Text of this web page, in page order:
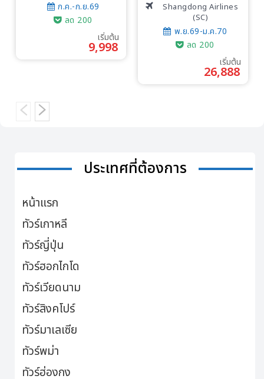
ก.ค.-ก.ย.69
ลด 200
เริ่มต้น
9,998
Shangdong Airlines
(SC)
พ.ย.69-ม.ค.70
ลด 200
เริ่มต้น
26,888
ประเทศที่ต้องการ
หน้าแรก
ทัวร์เกาหลี
ทัวร์ญี่ปุ่น
ทัวร์ฮอกไกโด
ทัวร์เวียดนาม
ทัวร์สิงคโปร์
ทัวร์มาเลเซีย
ทัวร์พม่า
ทัวร์ฮ่องกง